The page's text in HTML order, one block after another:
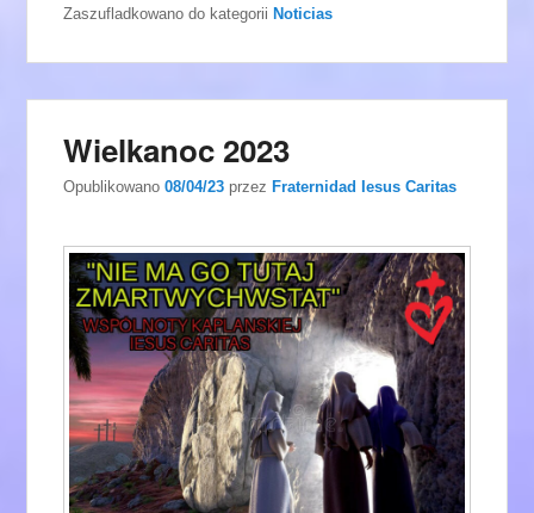
Zaszufladkowano do kategorii Noticias
Wielkanoc 2023
Opublikowano08/04/23 przez Fraternidad Iesus Caritas